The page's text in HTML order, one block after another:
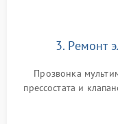
3. Ремонт
Прозвонка
прессостата и
Восстановление